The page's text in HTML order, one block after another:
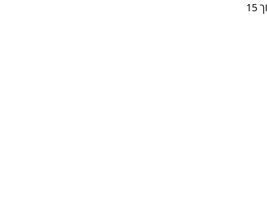
"הופתעתי מאוד בכל שלב שהתקדמנו, וזה מדהים שמתוך 1200 צוותים הגענו למקום הרביעי מתוך 15